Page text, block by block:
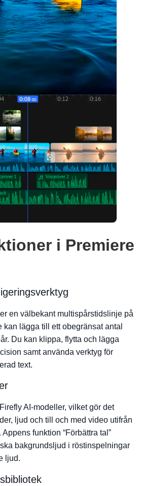
i Premiere
en välbekant multispårstidslinje på
lägga till ett obegränsat antal
Du kan klippa, flytta och lägga
samt använda verktyg för
text.
AI-modeller, vilket gör det
ljud och till och med video utifrån
funktion “Förbättra tal”
bakgrundsljud i röstinspelningar
ljud.